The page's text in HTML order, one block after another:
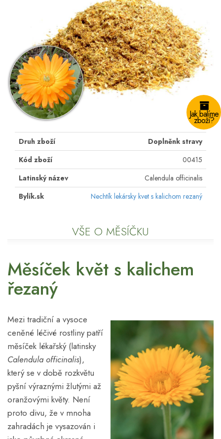
Jak balíme
zboží?
Druh zboží
Doplněnk stravy
Kód zboží
00415
Latinský název
Calendula officinalis
Bylík.sk
Nechtík lekársky kvet s kalichom rezaný
VŠE O MĚSÍČKU
Měsíček květ s kalichem
řezaný
Mezi tradiční a vysoce
ceněné léčivé rostliny patří
měsíček lékařský (latinsky
Calendula officinalis),
který se v době rozkvětu
pyšní výraznými žlutými až
oranžovými květy. Není
proto divu, že v mnoha
zahradách je vysazován i